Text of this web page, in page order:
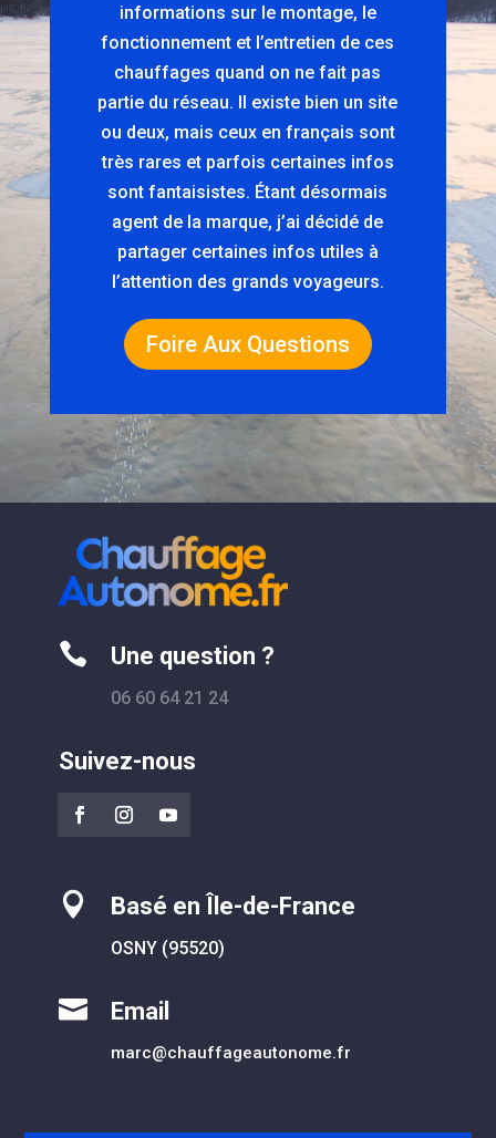
informations sur le montage, le
fonctionnement et l’entretien de ces
chauffages quand on ne fait pas
partie du réseau. Il existe bien un site
ou deux, mais ceux en français sont
très rares et parfois certaines infos
sont fantaisistes. Étant désormais
agent de la marque, j’ai décidé de
partager certaines infos utiles à
l’attention des grands voyageurs.
Foire Aux Questions
 Une question ?
06 60 64 21 24
Suivez-nous
 Basé en Île-de-France
OSNY (95520)
 Email
marc@chauffageautonome.fr